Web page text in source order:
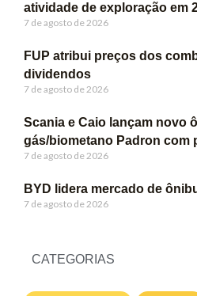
atividade de exploração em
7 de agosto de 2026
FUP atribui preços dos
dividendos
7 de agosto de 2026
Scania e Caio lançam novo
gás/biometano Padron com
7 de agosto de 2026
BYD lidera mercado de
7 de agosto de 2026
CATEGORIAS